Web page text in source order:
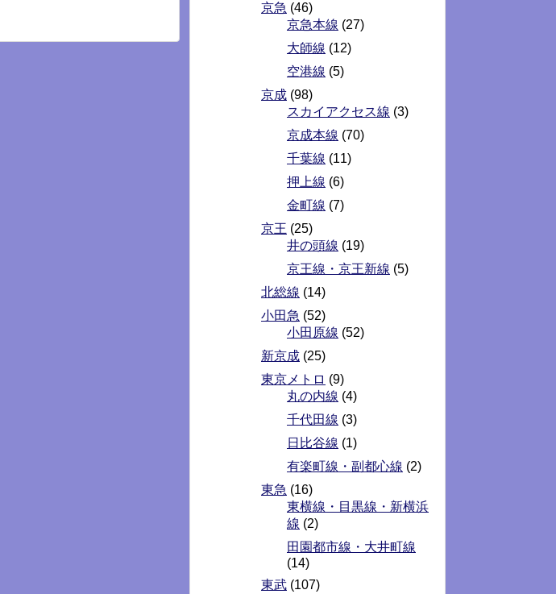
京急 (46)
京急本線 (27)
大師線 (12)
空港線 (5)
京成 (98)
スカイアクセス線 (3)
京成本線 (70)
千葉線 (11)
押上線 (6)
金町線 (7)
京王 (25)
井の頭線 (19)
京王線・京王新線 (5)
北総線 (14)
小田急 (52)
小田原線 (52)
新京成 (25)
東京メトロ (9)
丸の内線 (4)
千代田線 (3)
日比谷線 (1)
有楽町線・副都心線 (2)
東急 (16)
東横線・目黒線・新横浜
線 (2)
田園都市線・大井町線
(14)
東武 (107)